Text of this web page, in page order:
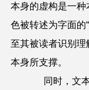
本身的虚构是一
色被转述为字面的
至其被读者识别理
本身所支撑。
同时，文本